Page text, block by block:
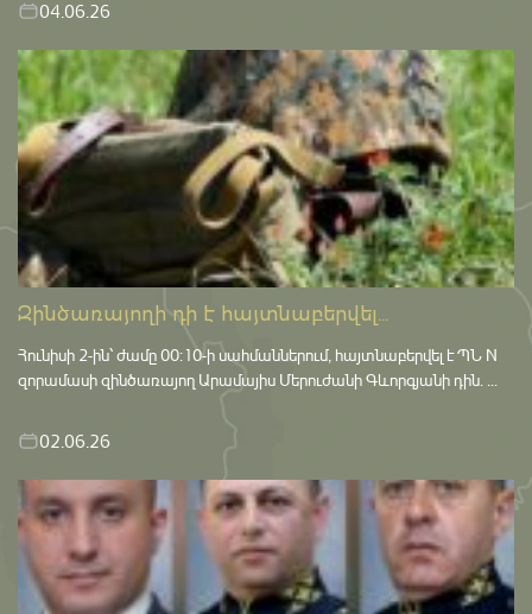
04.06.26
Զինծառայողի դի է հայտնաբերվել...
Հունիսի 2-ին՝ ժամը 00:10-ի սահմաններում, հայտնաբերվել է ՊՆ N
զորամասի զինծառայող Արամայիս Մերուժանի Գևորգյանի դին. ...
02.06.26